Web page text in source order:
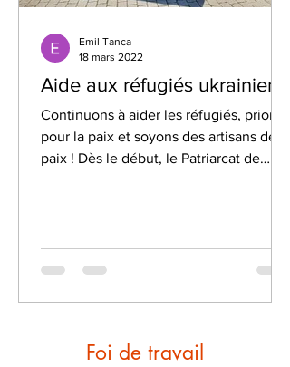
Aide aux réfugiés ukrainiens
Continuons à aider les réfugiés, prions
pour la paix et soyons des artisans de
paix ! Dès le début, le Patriarcat de
Emil Tanca
18 mars 2022
Foi de travail